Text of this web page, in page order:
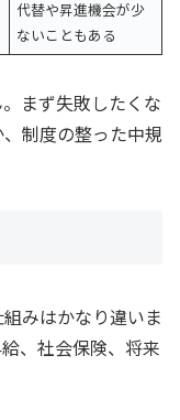
代替や昇進機会が少
ないこともある
まず失敗したくな
制度の整った中規
みはかなり違いま
、社会保険、将来